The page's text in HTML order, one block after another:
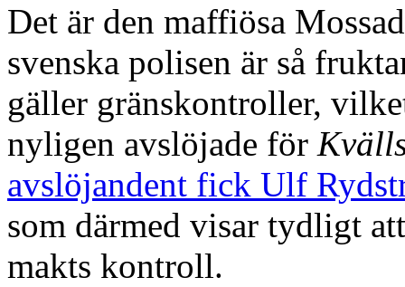
Det är den maffiösa
svenska polisen är så
gäller gränskontroller,
nyligen avslöjade för
avslöjandent fick Ulf
som därmed visar tydligt
makts kontroll.